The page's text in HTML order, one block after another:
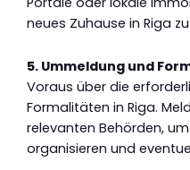
neues Zuhause in Riga
5. Ummeldung und
Voraus über die
Formalitäten in Riga.
relevanten Behörden,
organisieren und